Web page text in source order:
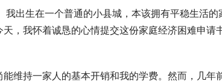
出生在一个普通的小县城，本该拥有平稳生活的
，我怀着诚恳的心情提交这份家庭经济困难申请
维持一家人的基本开销和我的学费。然而，几年